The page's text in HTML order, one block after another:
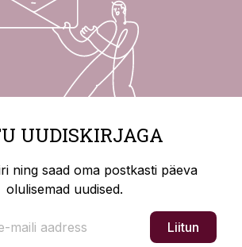
UUDISKIRJAGA
ning saad oma postkasti päeva
olulisemad uudised.
Liitun